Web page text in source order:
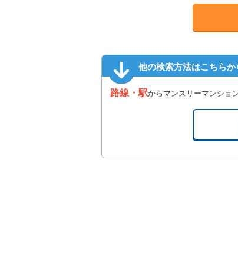
他の検索方法はこちらか
路線・駅からマンスリーマンショ